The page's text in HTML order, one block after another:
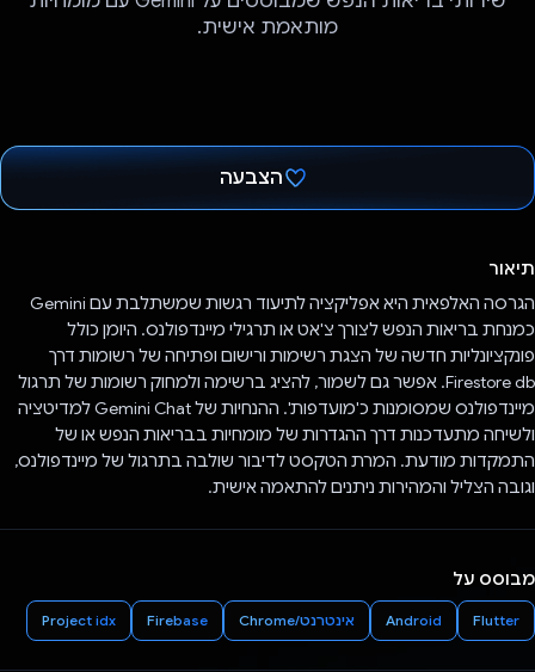
מותאמת אישית.
הצבעה
תיאור
הגרסה האלפאית היא אפליקציה לתיעוד רגשות שמשתלבת עם Gemini
כמנחת בריאות הנפש לצורך צ'אט או תרגילי מיינדפולנס. היומן כולל
פונקציונליות חדשה של הצגת רשימות ורישום ופתיחה של רשומות דרך
Firestore db. אפשר גם לשמור, להציג ברשימה ולמחוק רשומות של תרגול
מיינדפולנס שמסומנות כ'מועדפות'. ההנחיות של Gemini Chat למדיטציה
ולשיחה מתעדכנות דרך ההגדרות של מומחיות בבריאות הנפש או של
התמקדות מודעת. המרת הטקסט לדיבור שולבה בתרגול של מיינדפולנס,
וגובה הצליל והמהירות ניתנים להתאמה אישית.
מבוסס על
Flutter
Android אינטרנט/Chrome Firebase
Project idx